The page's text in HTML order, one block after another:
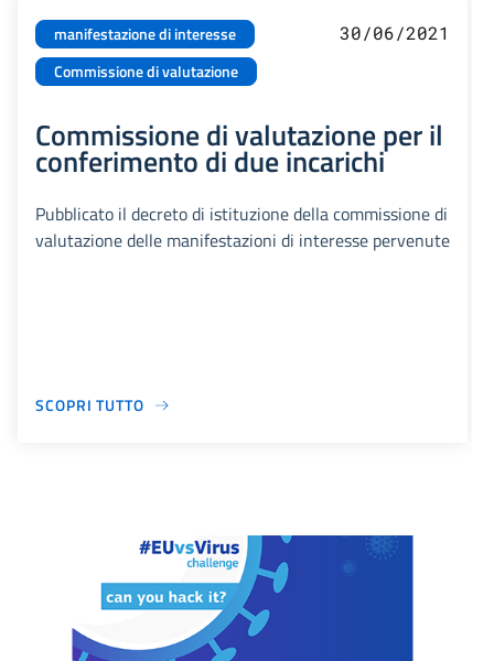
manifestazione di interesse
Commissione di valutazione
30/06/2021
Commissione di valutazione per il
conferimento di due incarichi
Pubblicato il decreto di istituzione della commissione di
valutazione delle manifestazioni di interesse pervenute
SCOPRI TUTTO